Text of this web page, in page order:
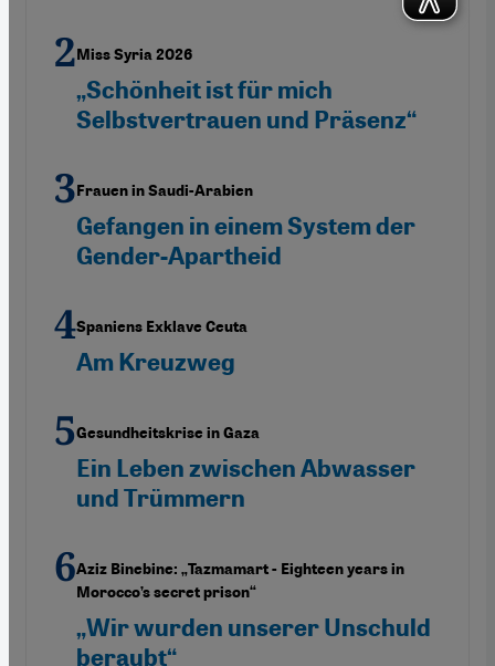
Miss Syria 2026
„Schönheit ist für mich
Selbstvertrauen und Präsenz“
Frauen in Saudi-Arabien
Gefangen in einem System der
Gender-Apartheid
Spaniens Exklave Ceuta
Am Kreuzweg
Gesundheitskrise in Gaza
Ein Leben zwischen Abwasser
und Trümmern
Aziz Binebine: „Tazmamart - Eighteen years in
Morocco’s secret prison“
„Wir wurden unserer Unschuld
beraubt“